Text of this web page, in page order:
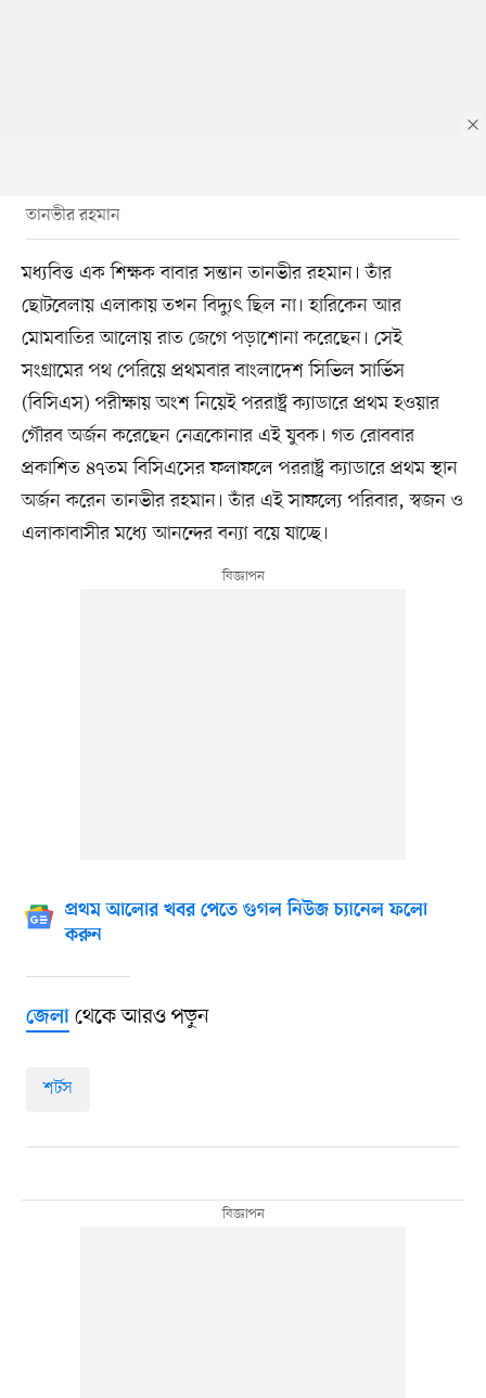
তানভীর রহমান
মধ্যবিত্ত এক শিক্ষক বাবার সন্তান তানভীর রহমান। তাঁর
ছোটবেলায় এলাকায় তখন বিদ্যুৎ ছিল না। হারিকেন আর
মোমবাতির আলোয় রাত জেগে পড়াশোনা করেছেন। সেই
সংগ্রামের পথ পেরিয়ে প্রথমবার বাংলাদেশ সিভিল সার্ভিস
(বিসিএস) পরীক্ষায় অংশ নিয়েই পররাষ্ট্র ক্যাডারে প্রথম হওয়ার
গৌরব অর্জন করেছেন নেত্রকোনার এই যুবক। গত রোববার
প্রকাশিত ৪৭তম বিসিএসের ফলাফলে পররাষ্ট্র ক্যাডারে প্রথম স্থান
অর্জন করেন তানভীর রহমান। তাঁর এই সাফল্যে পরিবার, স্বজন ও
এলাকাবাসীর মধ্যে আনন্দের বন্যা বয়ে যাচ্ছে।
প্রথম আলোর খবর পেতে গুগল নিউজ চ্যানেল ফলো
করুন
জেলাথেকে আরও পড়ুন
শর্টস